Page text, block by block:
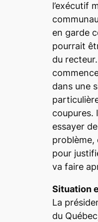
l’exécutif
en garde
pourrait
du
dans une
coupures.
essayer
problème,
pour
va faire
Situation
La
du